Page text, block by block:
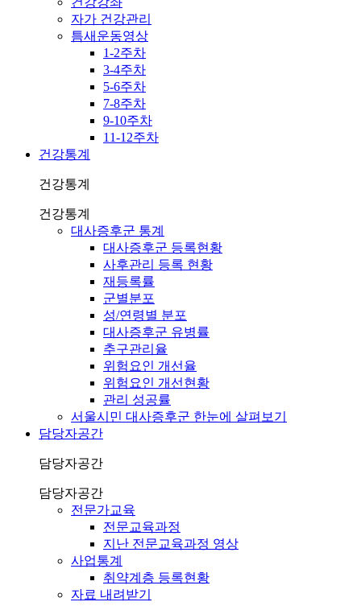
자가 건강관리
틈새운동영상
1-2주차
3-4주차
5-6주차
7-8주차
9-10주차
11-12주차
건강통계
건강통계
건강통계
대사증후군 통계
대사증후군 등록현황
사후관리 등록 현황
재등록률
군별분포
성/연령별 분포
대사증후군 유병률
추구관리율
위험요인 개선율
위험요인 개선현황
관리 성공률
서울시민 대사증후군 한눈에 살펴보기
담당자공간
담당자공간
담당자공간
전문가교육
전문교육과정
지난 전문교육과정 영상
사업통계
취약계층 등록현황
자료 내려받기